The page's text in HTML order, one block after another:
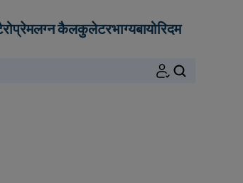
प्रेमलग्न कैलकुलेटरभाग्यबायोरिदम